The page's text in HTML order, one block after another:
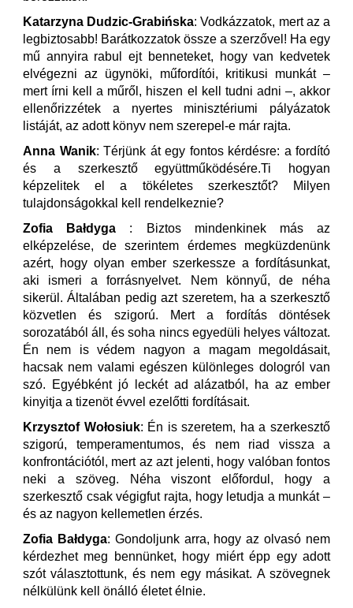
Katarzyna Dudzic-Grabińska: Vodkázzatok, mert az a
legbiztosabb! Barátkozzatok össze a szerzővel! Ha egy
mű annyira rabul ejt benneteket, hogy van kedvetek
elvégezni az ügynöki, műfordítói, kritikusi munkát –
mert írni kell a műről, hiszen el kell tudni adni –, akkor
ellenőrizzétek a nyertes minisztériumi pályázatok
listáját, az adott könyv nem szerepel-e már rajta.
Anna Wanik: Térjünk át egy fontos kérdésre: a fordító
és a szerkesztő együttműködésére.Ti hogyan
képzelitek el a tökéletes szerkesztőt? Milyen
tulajdonságokkal kell rendelkeznie?
Zofia Bałdyga : Biztos mindenkinek más az
elképzelése, de szerintem érdemes megküzdenünk
azért, hogy olyan ember szerkessze a fordításunkat,
aki ismeri a forrásnyelvet. Nem könnyű, de néha
sikerül. Általában pedig azt szeretem, ha a szerkesztő
közvetlen és szigorú. Mert a fordítás döntések
sorozatából áll, és soha nincs egyedüli helyes változat.
Én nem is védem nagyon a magam megoldásait,
hacsak nem valami egészen különleges dologról van
szó. Egyébként jó leckét ad alázatból, ha az ember
kinyitja a tizenöt évvel ezelőtti fordításait.
Krzysztof Wołosiuk: Én is szeretem, ha a szerkesztő
szigorú, temperamentumos, és nem riad vissza a
konfrontációtól, mert az azt jelenti, hogy valóban fontos
neki a szöveg. Néha viszont előfordul, hogy a
szerkesztő csak végigfut rajta, hogy letudja a munkát –
és az nagyon kellemetlen érzés.
Zofia Bałdyga: Gondoljunk arra, hogy az olvasó nem
kérdezhet meg bennünket, hogy miért épp egy adott
szót választottunk, és nem egy másikat. A szövegnek
nélkülünk kell önálló életet élnie.